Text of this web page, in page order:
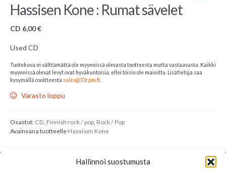
Hallinnoi suostumusta
Hassisen Kone : Rumat sävelet
CD 6,00€
Used CD
Tuotekuva ei välttämättä ole myynnissä olevasta tuotteesta mutta vastaavasta. Kaikki
myynnissä olevat levyt ovat hyväkuntoisia, ellei toisin ole mainittu. Lisätietoja saa
kysymällä osoitteesta sales@33rpm.fi
Varasto loppu
Osastot: CD Finnish rock / pop, Rock / Pop
Avainsana tuotteelle Hassisen Kone